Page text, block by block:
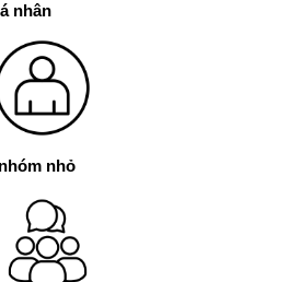
nhân
nhóm nhỏ